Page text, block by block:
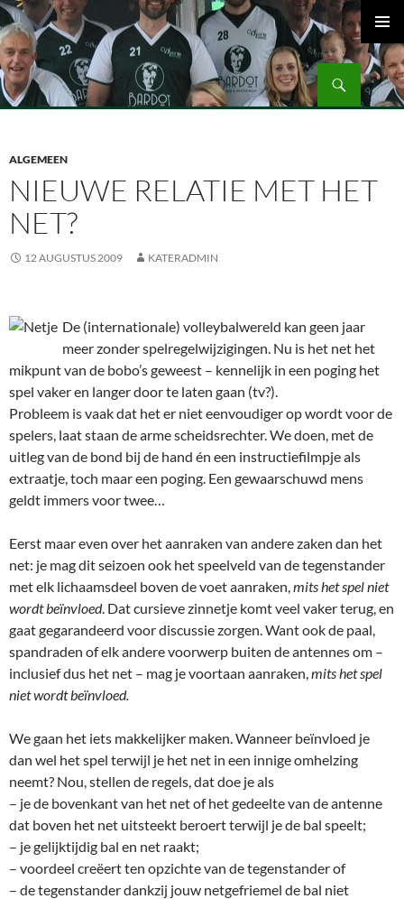
Ga
naar
de
inhoud
Volleybalvereniging Vips Bardot
Zoeken
MENU
ALGEMEEN
NIEUWE RELATIE MET HET
NET?
12 AUGUSTUS 2009 KATERADMIN
De (internationale) volleybalwereld kan geen jaar
meer zonder spelregelwijzigingen. Nu is het net het
mikpunt van de bobo’s geweest – kennelijk in een poging het
spel vaker en langer door te laten gaan (tv?).
Probleem is vaak dat het er niet eenvoudiger op wordt voor de
spelers, laat staan de arme scheidsrechter. We doen, met de
uitleg van de bond bij de hand én een instructiefilmpje als
extraatje, toch maar een poging. Een gewaarschuwd mens
geldt immers voor twee…
Eerst maar even over het aanraken van andere zaken dan het
net: je mag dit seizoen ook het speelveld van de tegenstander
met elk lichaamsdeel boven de voet aanraken,mits het spel niet
wordt beïnvloed. Dat cursieve zinnetje komt veel vaker terug, en
gaat gegarandeerd voor discussie zorgen. Want ook de paal,
spandraden of elk andere voorwerp buiten de antennes om –
inclusief dus het net – mag je voortaan aanraken,mits het spel
niet wordt beïnvloed.
We gaan het iets makkelijker maken. Wanneer beïnvloed je
dan wel het spel terwijl je het net in een innige omhelzing
neemt? Nou, stellen de regels, dat doe je als
– je de bovenkant van het net of het gedeelte van de antenne
dat boven het net uitsteekt beroert terwijl je de bal speelt;
– je gelijktijdig bal en net raakt;
– voordeel creëert ten opzichte van de tegenstander of
– de tegenstander dankzij jouw netgefriemel de bal niet